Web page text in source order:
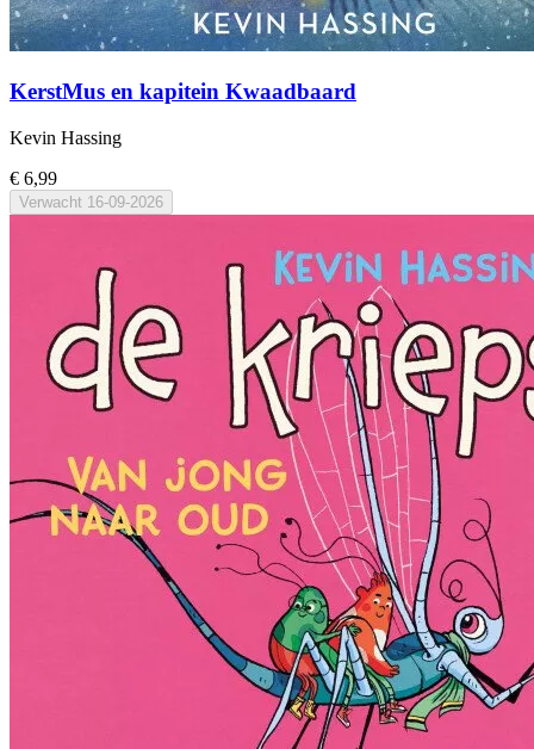
KerstMus en kapitein Kwaadbaard
Kevin Hassing
€ 6,99
Verwacht 16-09-2026